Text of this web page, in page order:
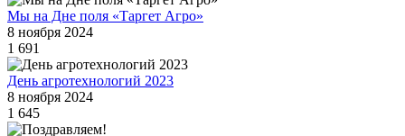
Мы на Дне поля «Таргет Агро»
8 ноября 2024
1 691
День агротехнологий 2023
8 ноября 2024
1 645